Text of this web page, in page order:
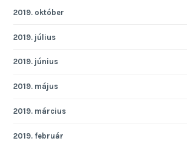
2019. október
2019. július
2019. június
2019. május
2019. március
2019. február